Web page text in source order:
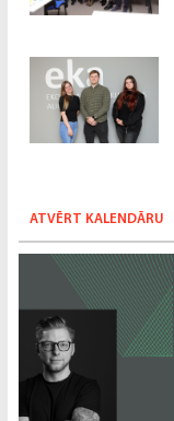
ATVĒRT KALENDĀRU